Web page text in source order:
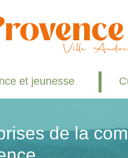
et jeunesse
de la